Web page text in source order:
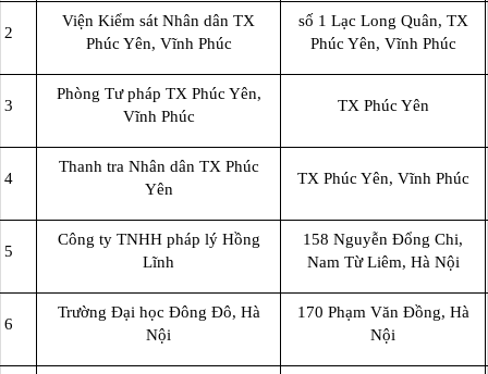
2
Viện Kiểm sát Nhân dân TX
Phúc Yên, Vĩnh Phúc
số 1 Lạc Long Quân, TX
Phúc Yên, Vĩnh Phúc
3
Phòng Tư pháp TX Phúc Yên,
Vĩnh Phúc
TX Phúc Yên
4
Thanh tra Nhân dân TX Phúc
Yên
TX Phúc Yên, Vĩnh Phúc
5
Công ty TNHH pháp lý Hồng
Lĩnh
158 Nguyễn Đổng Chi,
Nam Từ Liêm, Hà Nội
6
Trường Đại học Đông Đô, Hà
Nội
170 Phạm Văn Đồng, Hà
Nội